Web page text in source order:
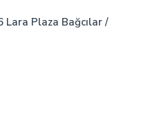
Lara Plaza Bağcılar /